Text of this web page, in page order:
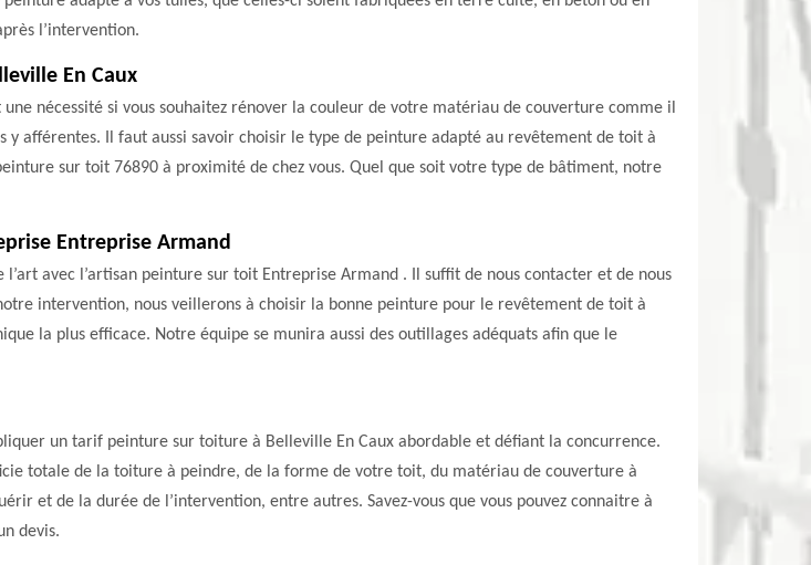
l’intervention.
En Caux
nécessité si vous souhaitez rénover la couleur de votre matériau de couverture comme il
afférentes. Il faut aussi savoir choisir le type de peinture adapté au revêtement de toit à
sur toit 76890 à proximité de chez vous. Quel que soit votre type de bâtiment, notre
Entreprise Armand
avec l’artisan peinture sur toit Entreprise Armand . Il suffit de nous contacter et de nous
intervention, nous veillerons à choisir la bonne peinture pour le revêtement de toit à
la plus efficace. Notre équipe se munira aussi des outillages adéquats afin que le
un tarif peinture sur toiture à Belleville En Caux abordable et défiant la concurrence.
totale de la toiture à peindre, de la forme de votre toit, du matériau de couverture à
et de la durée de l’intervention, entre autres. Savez-vous que vous pouvez connaitre à
devis.